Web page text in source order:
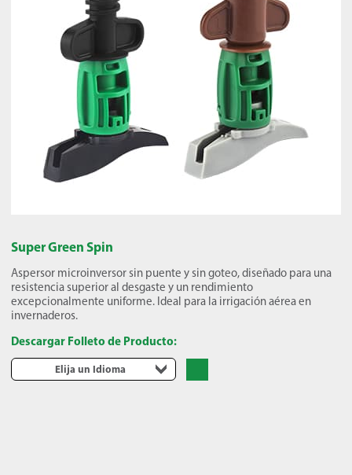
Super Green Spin
Aspersor microinversor sin puente y sin goteo, diseñado para una
resistencia superior al desgaste y un rendimiento
excepcionalmente uniforme. Ideal para la irrigación aérea en
invernaderos.
Descargar Folleto de Producto:
Elija un Idioma